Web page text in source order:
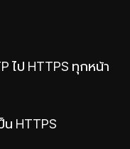
ไป HTTPS ทุกหน้า
น HTTPS